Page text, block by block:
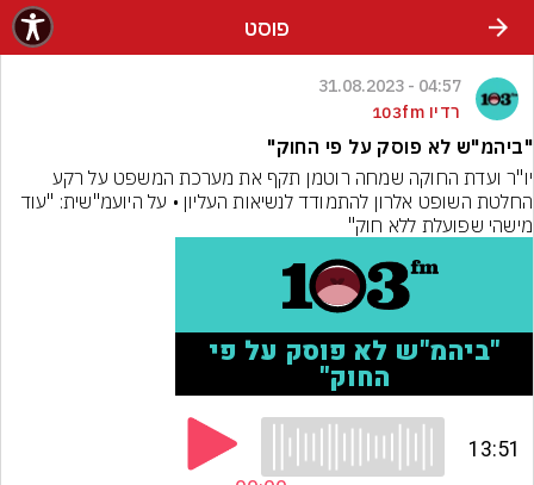
פוסט
04:57 - 31.08.2023
רדיו 103fm
"ביהמ"ש לא פוסק על פי החוק"
מישהי שפועלת ללא חוק"